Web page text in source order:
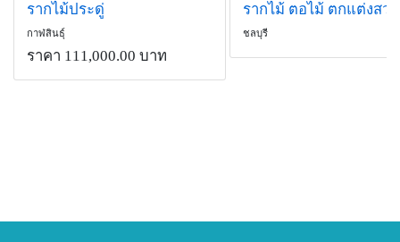
รากไม้ประดู่
กาฬสินธุ์
ราคา 111,000.00 บาท
รากไม้ ตอไม้ ตกแต่งสวน
ชลบุรี